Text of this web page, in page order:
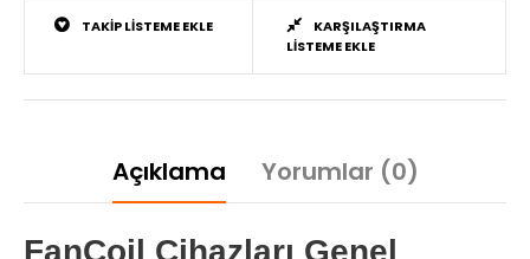
TAKIP LISTEME EKLE
KARŞILAŞTIRMA
LISTEME EKLE
Açıklama Yorumlar (0)
FanCoil Cihazları Genel